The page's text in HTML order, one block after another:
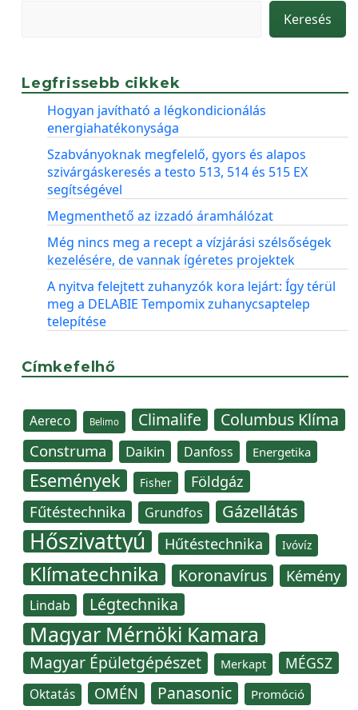
Keresés
Legfrissebb cikkek
Hogyan javítható a légkondicionálás
energiahatékonysága
Szabványoknak megfelelő, gyors és alapos
szivárgáskeresés a testo 513, 514 és 515 EX
segítségével
Megmenthető az izzadó áramhálózat
Még nincs meg a recept a vízjárási szélsőségek
kezelésére, de vannak ígéretes projektek
A nyitva felejtett zuhanyzók kora lejárt: Így térül
meg a DELABIE Tempomix zuhanycsaptelep
telepítése
Címkefelhő
Aereco Belimo Climalife Columbus Klíma
Construma Daikin Danfoss Energetika
Események Fisher Földgáz
Fűtéstechnika Grundfos Gázellátás
Hőszivattyú Hűtéstechnika Ivóvíz
Klímatechnika Koronavírus Kémény
Lindab Légtechnika
Magyar Mérnöki Kamara
Magyar Épületgépészet Merkapt MÉGSZ
Oktatás OMÉN Panasonic Promóció